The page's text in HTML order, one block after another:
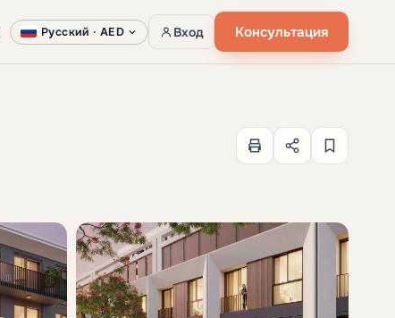
Русский · AED Вход Консультация